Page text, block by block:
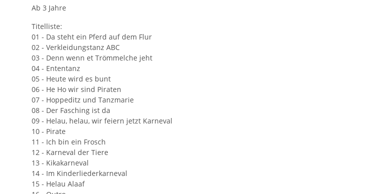
Ab 3 Jahre
Titelliste:
01 - Da steht ein Pferd auf dem Flur
02 - Verkleidungstanz ABC
03 - Denn wenn et Trömmelche jeht
04 - Ententanz
05 - Heute wird es bunt
06 - He Ho wir sind Piraten
07 - Hoppeditz und Tanzmarie
08 - Der Fasching ist da
09 - Helau, helau, wir feiern jetzt Karneval
10 - Pirate
11 - Ich bin ein Frosch
12 - Karneval der Tiere
13 - Kikakarneval
14 - Im Kinderliederkarneval
15 - Helau Alaaf